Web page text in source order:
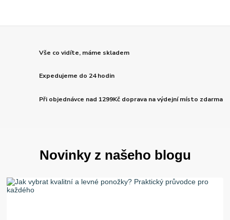
Vše co vidíte, máme skladem
Expedujeme do 24 hodin
Při objednávce nad 1299Kč doprava na výdejní místo zdarma
Novinky z našeho blogu